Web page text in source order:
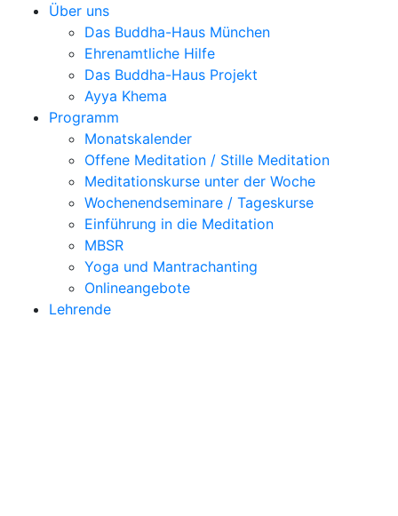
Über uns
Das Buddha-Haus München
Ehrenamtliche Hilfe
Das Buddha-Haus Projekt
Ayya Khema
Programm
Monatskalender
Offene Meditation / Stille Meditation
Meditationskurse unter der Woche
Wochenendseminare / Tageskurse
Einführung in die Meditation
MBSR
Yoga und Mantrachanting
Onlineangebote
Lehrende